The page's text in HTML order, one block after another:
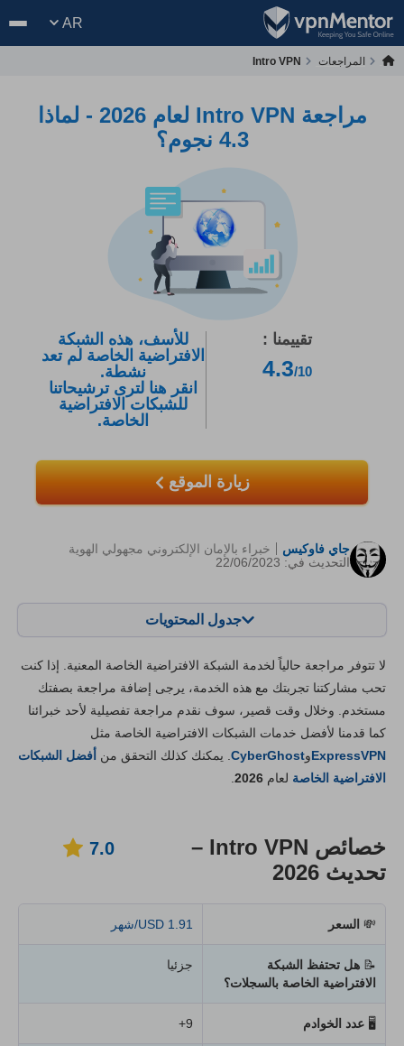
AR
المراجعات Intro VPN
مراجعة Intro VPN لعام 2026 - لماذا
4.3 نجوم؟
تقييمنا :
4.3/10
للأسف، هذه الشبكة
الافتراضية الخاصة لم تعد
نشطة.
انقر هنا لترى ترشيحاتنا
للشبكات الافتراضية
الخاصة.
زيارة الموقع
جاي فاوكيس
التحديث في: 22/06/2023
خبراء بالإمان الإلكتروني مجهولي الهوية
جدول المحتويات
الخصائص الرئيسية
التثبيت والتطبيقات 8.0
المصداقية والدعم 8.0
لا تتوفر مراجعة حالياً لخدمة الشبكة الافتراضية الخاصة المعنية. إذا كنت
تحب مشاركتنا تجربتك مع هذه الخدمة، يرجى إضافة مراجعة بصفتك
مستخدم. وخلال وقت قصير، سوف نقدم مراجعة تفصيلية لأحد خبرائنا
كما قدمنا لأفضل خدمات الشبكات الافتراضية الخاصة مثل
ExpressVPNوCyberGhost . يمكنك كذلك التحقق من أفضل الشبكات
الافتراضية الخاصة لعام 2026
خصائص Intro VPN –
تحديث 2026
7.0
💸 السعر 1.91 USD/شهر
📝 هل تحتفظ الشبكة
الافتراضية الخاصة بالسجلات؟
جزئيا
🖥 عدد الخوادم 9+